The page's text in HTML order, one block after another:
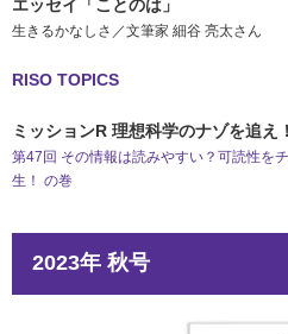
エッセイ「ことのは」
生きるかなしさ／文筆家 細谷 亮太さん
RISO TOPICS
ミッションR 理想科学のナゾを追え！
第47回 その情報は読みやすい？可読性を
生！ の巻
2023年 秋号